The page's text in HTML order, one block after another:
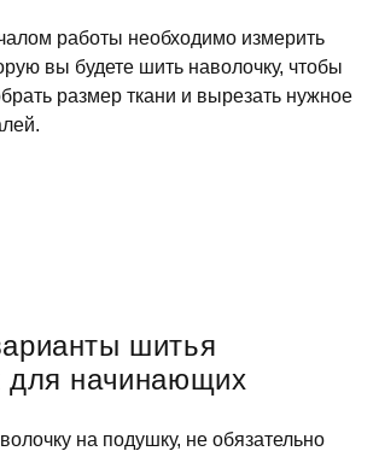
работы необходимо измерить
вы будете шить наволочку, чтобы
размер ткани и вырезать нужное
шитья
для начинающих
на подушку, не обязательно